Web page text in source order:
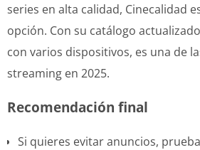
series en alta calidad, Cinecalidad
opción. Con su catálogo
con varios dispositivos, es una de
streaming en 2025.
Recomendación final
Si quieres evitar anuncios,